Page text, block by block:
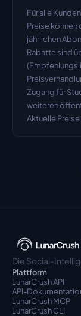
Für alle
Preise können
jährlichen
Rabatte sind
Zugang für
weiteren
Aktuelle
Die Social-
Plattform
LunarCrush API
API-
LunarCrush MCP
LunarCrush CLI